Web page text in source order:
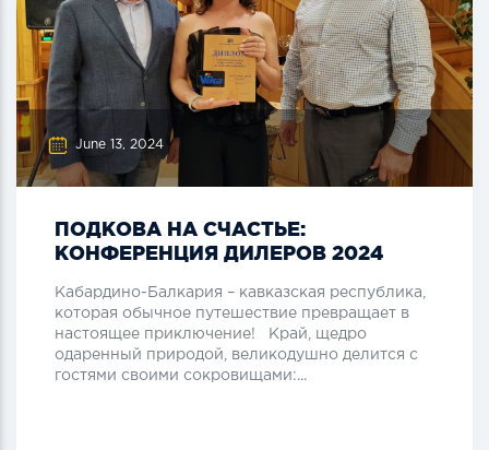
June 13, 2024
ПОДКОВА НА СЧАСТЬЕ:
КОНФЕРЕНЦИЯ ДИЛЕРОВ 2024
Кабардино-Балкария – кавказская республика,
которая обычное путешествие превращает в
настоящее приключение! Край, щедро
одаренный природой, великодушно делится с
гостями своими сокровищами:...